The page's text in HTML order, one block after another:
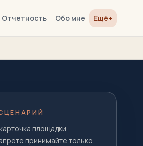
Отчетность Обо мне Ещё+
площадки.
принимайте только